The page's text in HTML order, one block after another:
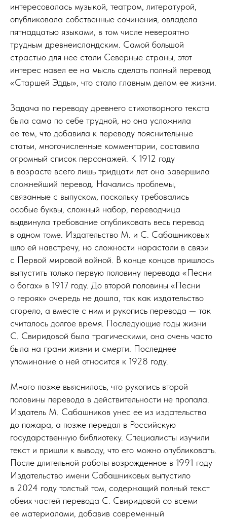
интересовалась музыкой, театром, литературой,
опубликовала собственные сочинения, овладела
пятнадцатью языками, в том числе невероятно
трудным древнеисландским. Самой большой
страстью для нее стали Северные страны, этот
интерес навел ее на мысль сделать полный перевод
«Старшей Эдды», что стало главным делом ее жизни.
Задача по переводу древнего стихотворного текста
была сама по себе трудной, но она усложнила
ее тем, что добавила к переводу пояснительные
статьи, многочисленные комментарии, составила
огромный список персонажей. К 1912 году
в возрасте всего лишь тридцати лет она завершила
сложнейший перевод. Начались проблемы,
связанные с выпуском, поскольку требовались
особые буквы, сложный набор, переводчица
выдвинула требование опубликовать весь перевод
в одном томе. Издательство М. и С. Сабашниковых
шло ей навстречу, но сложности нарастали в связи
с Первой мировой войной. В конце концов пришлось
выпустить только первую половину перевода «Песни
о богах» в 1917 году. До второй половины «Песни
о героях» очередь не дошла, так как издательство
сгорело, а вместе с ним и рукопись перевода — так
считалось долгое время. Последующие годы жизни
С. Свиридовой была трагическими, она очень часто
была на грани жизни и смерти. Последнее
упоминание о ней относится к 1928 году.
Много позже выяснилось, что рукопись второй
половины перевода в действительности не пропала.
Издатель М. Сабашников унес ее из издательства
до пожара, а позже передал в Российскую
государственную библиотеку. Специалисты изучили
текст и пришли к выводу, что его можно опубликовать.
После длительной работы возрожденное в 1991 году
Издательство имени Сабашниковых выпустило
в 2024 году толстый том, содержащий полный текст
обеих частей перевода С. Свиридовой со всеми
ее материалами, добавив современный